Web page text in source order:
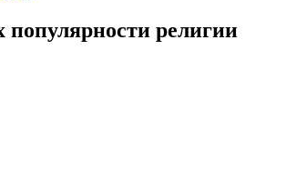
религии